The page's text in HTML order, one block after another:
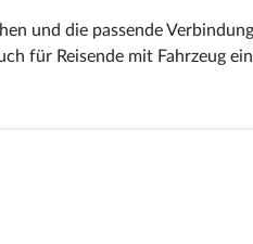
und die passende
für Reisende mit Fahrzeug